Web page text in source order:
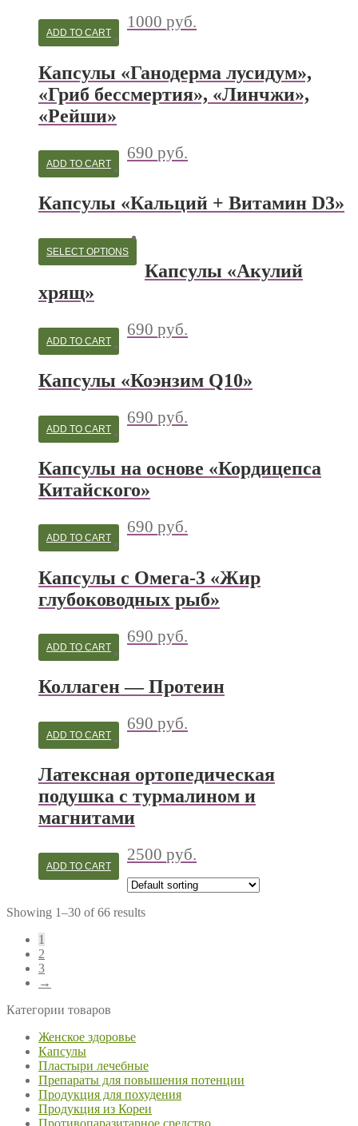
1000 руб.
ADD TO CART
Капсулы «Ганодерма лусидум»,
«Гриб бессмертия», «Линчжи»,
«Рейши»
690 руб.
ADD TO CART
Капсулы «Кальций + Витамин D3»
SELECT OPTIONS
Капсулы «Акулий
хрящ»
690 руб.
ADD TO CART
Капсулы «Коэнзим Q10»
690 руб.
ADD TO CART
Капсулы на основе «Кордицепса
Китайского»
690 руб.
ADD TO CART
Капсулы с Омега-3 «Жир
глубоководных рыб»
690 руб.
ADD TO CART
Коллаген — Протеин
690 руб.
ADD TO CART
Латексная ортопедическая
подушка с турмалином и
магнитами
2500 руб.
ADD TO CART
Showing 1–30 of 66 results
1
2
3
→
Категории товаров
Женское здоровье
Капсулы
Пластыри лечебные
Препараты для повышения потенции
Продукция для похудения
Продукция из Кореи